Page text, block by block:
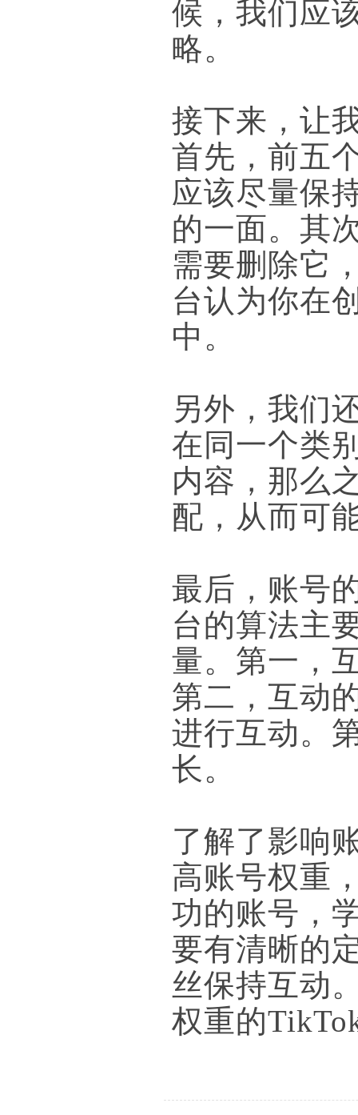
候，我们应
略。
接下来，让
首先，前五
应该尽量保
的一面。其
需要删除它
台认为你在
中。
另外，我们
在同一个类
内容，那么
配，从而可
最后，账号
台的算法主
量。第一，
第二，互动
进行互动。
长。
了解了影响
高账号权重
功的账号，
要有清晰的
丝保持互动
权重的